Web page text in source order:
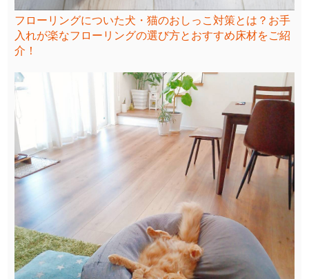
フローリングについた犬・猫のおしっこ対策とは？お手
入れが楽なフローリングの選び方とおすすめ床材をご紹
介！